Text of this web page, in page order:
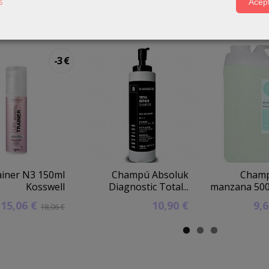
-3 €
N3 150ml
Kosswell
15,06 €18,06 €
Champú Absoluk
Diagnostic Total...
10,90 €
manzana